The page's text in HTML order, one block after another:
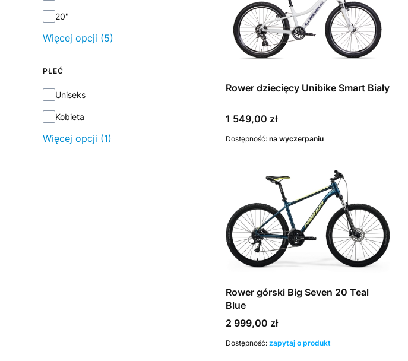
20"
Więcej opcji (5)
PŁEĆ
PłećUniseks
Kobieta
Więcej opcji (1)
Rower dziecięcy Unibike Smart Biały
Cena
1 549,00 zł
Dostępność: na wyczerpaniu
Rower górski Big Seven 20 Teal
Blue
Cena
2 999,00 zł
Dostępność: zapytaj o produkt